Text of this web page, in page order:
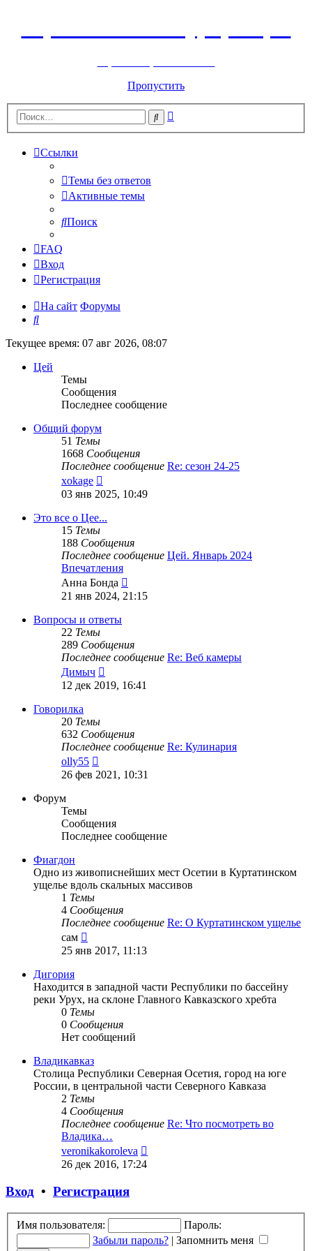
Пропустить
Поиск
Ссылки
Темы без ответов
Активные темы
Поиск
FAQ
Вход
Регистрация
На сайт Форумы
Поиск
Текущее время: 07 авг 2026, 08:07
Цей
Темы
Сообщения
Последнее сообщение
Общий форум
51 Темы
1668 Сообщения
Последнее сообщение Re: сезон 24-25
xokage
к
03 янв 2025, 10:49
Это все о Цее...
15 Темы
188 Сообщения
Последнее сообщение Цей. Январь 2024
Впечатления
Анна Бонда
к
21 янв 2024, 21:15
Вопросы и ответы
22 Темы
289 Сообщения
Последнее сообщение Re: Веб камеры
Димыч
к
12 дек 2019, 16:41
Говорилка
20 Темы
632 Сообщения
Последнее сообщение Re: Кулинария
olly55
к
26 фев 2021, 10:31
Форум
Темы
Сообщения
Последнее сообщение
Фиагдон
Одно из живописнейших мест Осетии в Куртатинском
ущелье вдоль скальных массивов
1 Темы
4 Сообщения
Последнее сообщение Re: О Куртатинском ущелье
сам
к
25 янв 2017, 11:13
Дигория
Находится в западной части Республики по бассейну
реки Урух, на склоне Главного Кавказского хребта
0 Темы
0 Сообщения
Нет сообщений
Владикавказ
Столица Республики Северная Осетия, город на юге
России, в центральной части Северного Кавказа
2 Темы
4 Сообщения
Последнее сообщение Re: Что посмотреть во
Владика…
veronikakoroleva
26 дек 2016, 17:24
Вход • Регистрация
Имя пользователя:
Пароль:
Забыли пароль? | Запомнить меня